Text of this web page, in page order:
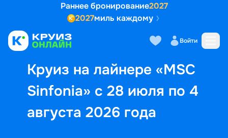
Раннее бронирование2027
2027миль каждому
Войти
Круиз на лайнере «MSC
Sinfonia» с 28 июля по 4
августа 2026 года
Выбор кают Маршрут и